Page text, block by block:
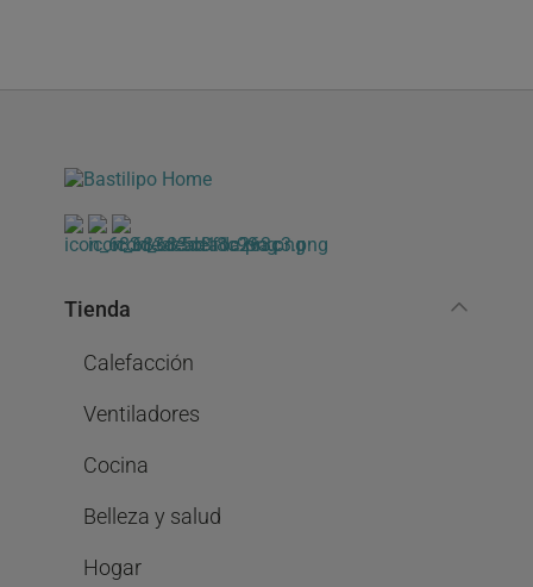
Tienda
Calefacción
Ventiladores
Cocina
Belleza y salud
Hogar